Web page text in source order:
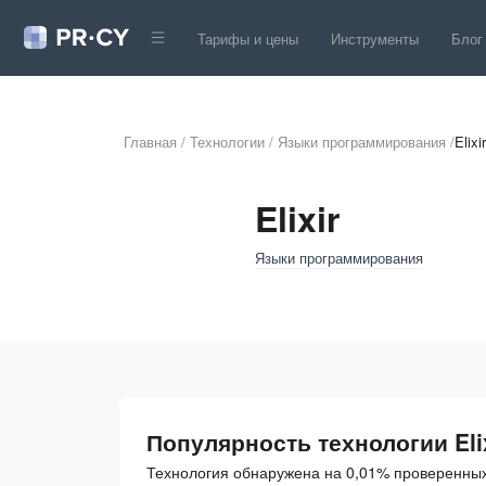
Тарифы и цены Инструменты Блог
Главная / Технологии / Языки программирования /Elixir
Elixir
Языки программирования
Популярность технологии
Технология обнаружена на 0,01%